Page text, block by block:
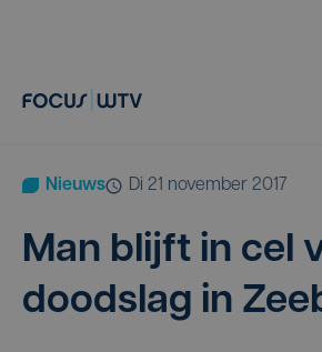
Nieuws di 21 november 2017
Man blijft in cel
dood­slag in